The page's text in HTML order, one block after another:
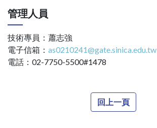
管理人員
技術專員：蕭志強
電子信箱： as0210241@gate.sinica.edu.tw
電話：02-7750-5500#1478
回上一頁